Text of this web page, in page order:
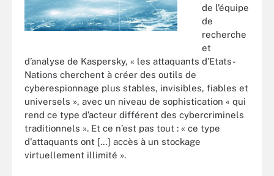
de l’équipe
de
recherche
et
d’analyse de Kaspersky, « les attaquants d’Etats-
Nations cherchent à créer des outils de
cyberespionnage plus stables, invisibles, fiables et
universels », avec un niveau de sophistication « qui
rend ce type d’acteur différent des cybercriminels
traditionnels ». Et ce n’est pas tout : « ce type
d'attaquants ont […] accès à un stockage
virtuellement illimité ».